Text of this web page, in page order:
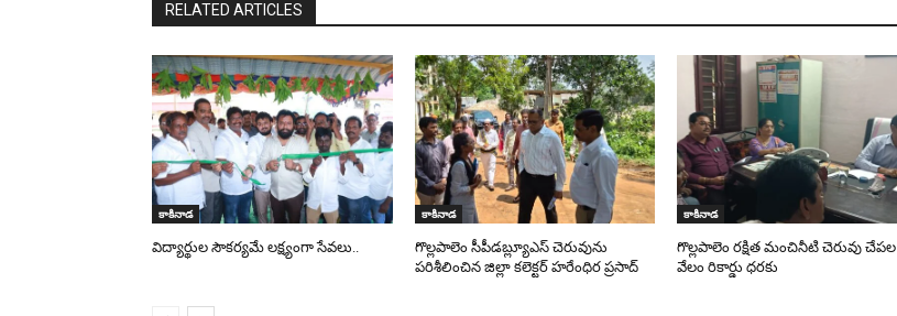
RELATED ARTICLES
కాకినాడ
విద్యార్థుల సౌకర్యమే లక్ష్యంగా సేవలు..
కాకినాడ
గొల్లపాలెం సీపీడబ్ల్యూఎస్‌ చెరువును
పరిశీలించిన జిల్లా కలెక్టర్ హరేంధిర ప్రసాద్
కాకినాడ
గొల్లపాలెం రక్షిత మంచినీటి చెరువు చేపల
వేలం రికార్డు ధరకు